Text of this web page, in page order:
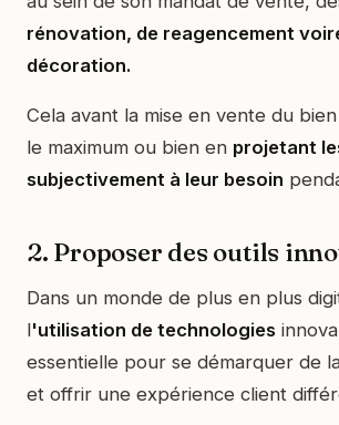
rénovation, de reagencement
décoration.
Cela avant la mise en vente du
le maximum ou bien en projetant
subjectivement à leur besoin
2. Proposer des outils
Dans un monde de plus en plus
l'utilisation de technologies
essentielle pour se démarquer de
et offrir une expérience client